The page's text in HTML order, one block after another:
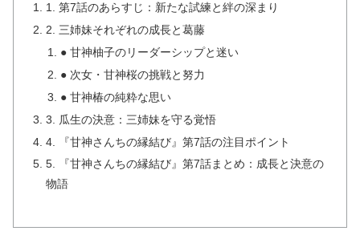
1. 第7話のあらすじ：新たな試練と絆の深まり
2. 三姉妹それぞれの成長と葛藤
● 甘神柚子のリーダーシップと迷い
● 次女・甘神桜の挑戦と努力
● 甘神椿の純粋な思い
3. 瓜生の決意：三姉妹を守る覚悟
4. 『甘神さんちの縁結び』第7話の注目ポイント
5. 『甘神さんちの縁結び』第7話まとめ：成長と決意の
物語